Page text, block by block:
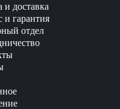
и доставка
и гарантия
отдел